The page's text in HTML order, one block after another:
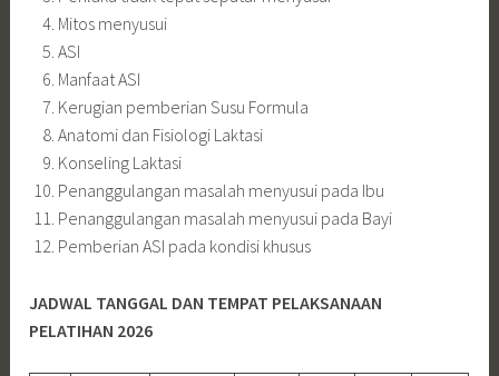
Mitos menyusui
ASI
Manfaat ASI
Kerugian pemberian Susu Formula
Anatomi dan Fisiologi Laktasi
Konseling Laktasi
Penanggulangan masalah menyusui pada Ibu
Penanggulangan masalah menyusui pada Bayi
Pemberian ASI pada kondisi khusus
JADWAL TANGGAL DAN TEMPAT PELAKSANAAN
PELATIHAN 2026